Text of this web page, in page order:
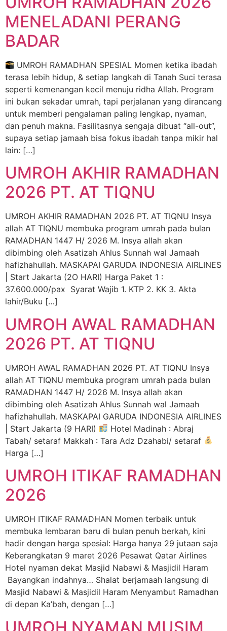
MENELADANI PERANG
BADAR
UMROH RAMADHAN SPESIAL Momen ketika ibadah
terasa lebih hidup, & setiap langkah di Tanah Suci terasa
seperti kemenangan kecil menuju ridha Allah. Program
ini bukan sekadar umrah, tapi perjalanan yang dirancang
untuk memberi pengalaman paling lengkap, nyaman,
dan penuh makna. Fasilitasnya sengaja dibuat “all-out”,
supaya setiap jamaah bisa fokus ibadah tanpa mikir hal
lain: […]
UMROH AKHIR RAMADHAN
2026 PT. AT TIQNU
UMROH AKHIR RAMADHAN 2026 PT. AT TIQNU Insya
allah AT TIQNU membuka program umrah pada bulan
RAMADHAN 1447 H/ 2026 M. Insya allah akan
dibimbing oleh Asatizah Ahlus Sunnah wal Jamaah
hafizhahullah. MASKAPAI GARUDA INDONESIA AIRLINES
| Start Jakarta (2O HARI) Harga Paket 1 :
37.600.000/pax Syarat Wajib 1. KTP 2. KK 3. Akta
lahir/Buku […]
UMROH AWAL RAMADHAN
2026 PT. AT TIQNU
UMROH AWAL RAMADHAN 2026 PT. AT TIQNU Insya
allah AT TIQNU membuka program umrah pada bulan
RAMADHAN 1447 H/ 2026 M. Insya allah akan
dibimbing oleh Asatizah Ahlus Sunnah wal Jamaah
hafizhahullah. MASKAPAI GARUDA INDONESIA AIRLINES
| Start Jakarta (9 HARI)
Hotel Madinah : Abraj
Tabah/ setaraf Makkah : Tara Adz Dzahabi/ setaraf
Harga […]
UMROH ITIKAF RAMADHAN
2026
UMROH ITIKAF RAMADHAN Momen terbaik untuk
membuka lembaran baru di bulan penuh berkah, kini
hadir dengan harga spesial: Harga hanya 29 jutaan saja
Keberangkatan 9 maret 2026 Pesawat Qatar Airlines
Hotel nyaman dekat Masjid Nabawi & Masjidil Haram
Bayangkan indahnya… Shalat berjamaah langsung di
Masjid Nabawi & Masjidil Haram Menyambut Ramadhan
di depan Ka’bah, dengan […]
UMROH NYAMAN MUSIM